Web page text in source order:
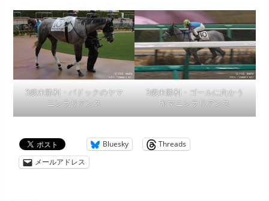
3歳未勝利・パドックのヤマ
ニンラリアンス
3歳未勝利・ゴールに向かう
ヤマニンラリアンス
Bluesky
Threads
メールアドレス